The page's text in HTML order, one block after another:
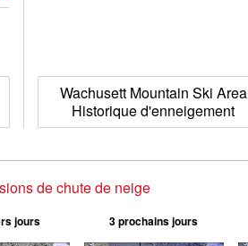
Wachusett Mountain Ski Area
Historique d'enneigement
de chute de neige
jours 3 prochains jours